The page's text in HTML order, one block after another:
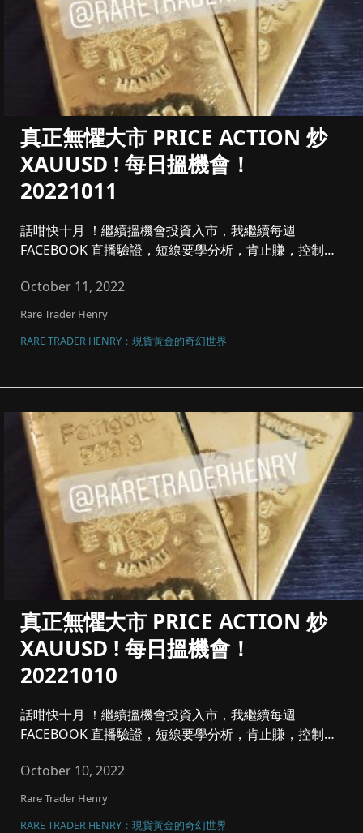
真正無懼大市 PRICE ACTION 炒
XAUUSD ! 每日搵機會！
20221011
話咁快十月 ！繼續搵機會投資入市，我繼續每週
FACEBOOK 直播驗證，短線要學分析，肯止賺，控制注
October 11, 2022
Rare Trader Henry
RARE TRADER HENRY：現貨黃金的奇幻世界
真正無懼大市 PRICE ACTION 炒
XAUUSD ! 每日搵機會！
20221010
話咁快十月 ！繼續搵機會投資入市，我繼續每週
FACEBOOK 直播驗證，短線要學分析，肯止賺，控制注
October 10, 2022
Rare Trader Henry
RARE TRADER HENRY：現貨黃金的奇幻世界